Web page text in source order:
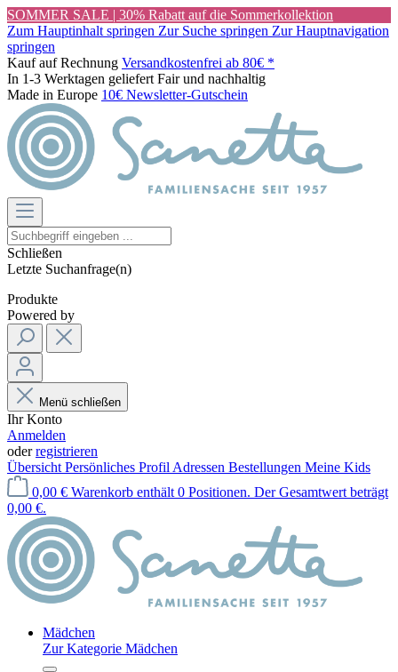
SOMMER SALE | 30% Rabatt auf die Sommerkollektion
Zum Hauptinhalt springen Zur Suche springen Zur Hauptnavigation
springen
Kauf auf Rechnung Versandkostenfrei ab 80€ *
In 1-3 Werktagen geliefert Fair und nachhaltig
Made in Europe 10€ Newsletter-Gutschein
Schließen
Letzte Suchanfrage(n)
Produkte
Powered by
Menü schließen
Ihr Konto
Anmelden
oderregistrieren
Übersicht Persönliches Profil Adressen Bestellungen Meine Kids
0,00 € Warenkorb enthält 0 Positionen. Der Gesamtwert beträgt
0,00 €.
Mädchen
Zur Kategorie Mädchen